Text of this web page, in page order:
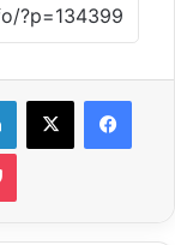
فيسبوك